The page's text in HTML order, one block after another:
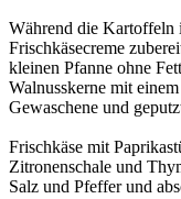
Während die Kartoffeln
Frischkäsecreme
kleinen Pfanne ohne
Walnusskerne mit
Gewaschene und
Frischkäse mit
Zitronenschale und
Salz und Pfeffer und